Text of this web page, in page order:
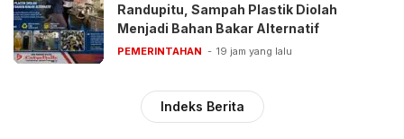
Randupitu, Sampah Plastik Diolah
Menjadi Bahan Bakar Alternatif
PEMERINTAHAN 19 jam yang lalu
Indeks Berita